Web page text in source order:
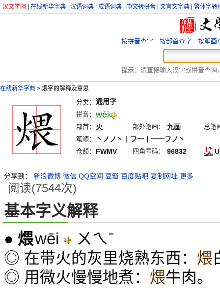
汉文学网 在线新华字典 汉语词典 成语词典 中文转拼音 文言文字典 繁体字转
按拼音查字 按部首查字 按笔画
提示： 请直接输入汉字或拼音查询
在线新华字典 > 煨字的解释及意思
分类： 通用字
拼音： wēi
部首： 火 部外笔画： 九画
总笔
笔顺：
丶ノノ丶丨フ一丨一一フノ丶
仓颉： FWMV 四角号码： 96832
分享到： 新浪微博 微信 QQ空间 豆瓣 百度贴吧 复制网址 更多
阅读(7544次)
基本字义解释
● 煨wēi ㄨㄟˉ
◎ 在带火的灰里烧熟东西： 煨
◎ 用微火慢慢地煮： 煨牛肉。